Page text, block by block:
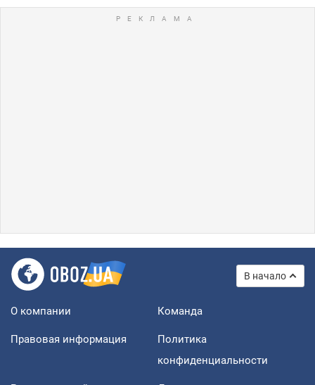
В начало
О компании Команда
Правовая информация
Политика
конфиденциальности